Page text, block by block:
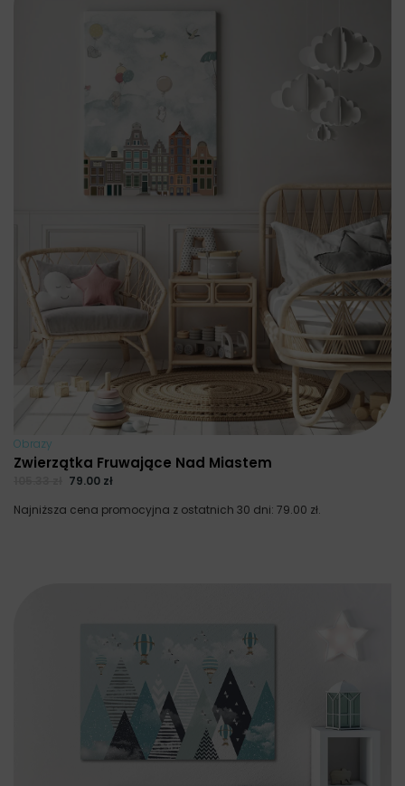
Obrazy
Zwierzątka Fruwające Nad Miastem
79.00 zł
Najniższa cena promocyjna z ostatnich 30 dni: 79.00 zł.